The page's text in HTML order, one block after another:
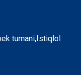
tumani,Istiqlol